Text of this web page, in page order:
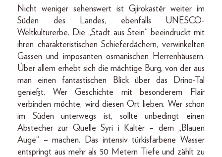
Nicht weniger sehenswert ist Gjirokastër weiter im
Süden des Landes, ebenfalls UNESCO-
Weltkulturerbe. Die „Stadt aus Stein“ beeindruckt mit
ihren charakteristischen Schieferdächern, verwinkelten
Gassen und imposanten osmanischen Herrenhäusern.
Über allem erhebt sich die mächtige Burg, von der aus
man einen fantastischen Blick über das Drino-Tal
genießt. Wer Geschichte mit besonderem Flair
verbinden möchte, wird diesen Ort lieben. Wer schon
im Süden unterwegs ist, sollte unbedingt einen
Abstecher zur Quelle Syri i Kaltër – dem „Blauen
Auge“ – machen. Das intensiv türkisfarbene Wasser
entspringt aus mehr als 50 Metern Tiefe und zählt zu